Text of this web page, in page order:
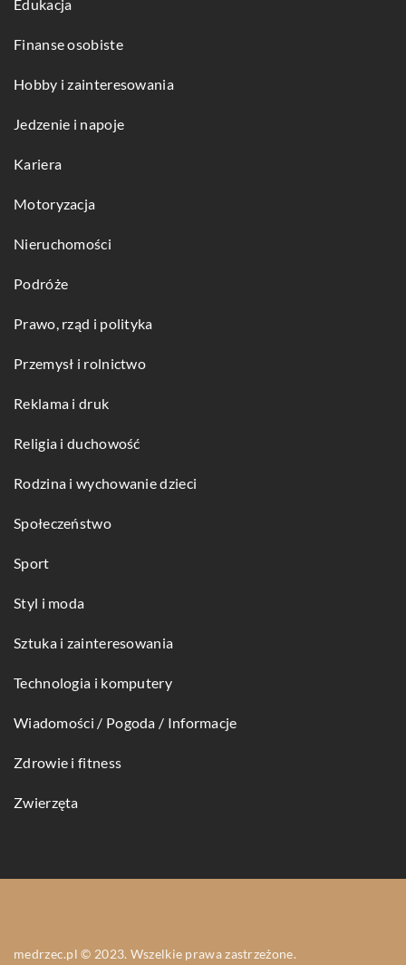
Edukacja
Finanse osobiste
Hobby i zainteresowania
Jedzenie i napoje
Kariera
Motoryzacja
Nieruchomości
Podróże
Prawo, rząd i polityka
Przemysł i rolnictwo
Reklama i druk
Religia i duchowość
Rodzina i wychowanie dzieci
Społeczeństwo
Sport
Styl i moda
Sztuka i zainteresowania
Technologia i komputery
Wiadomości / Pogoda / Informacje
Zdrowie i fitness
Zwierzęta
medrzec.pl © 2023. Wszelkie prawa zastrzeżone.